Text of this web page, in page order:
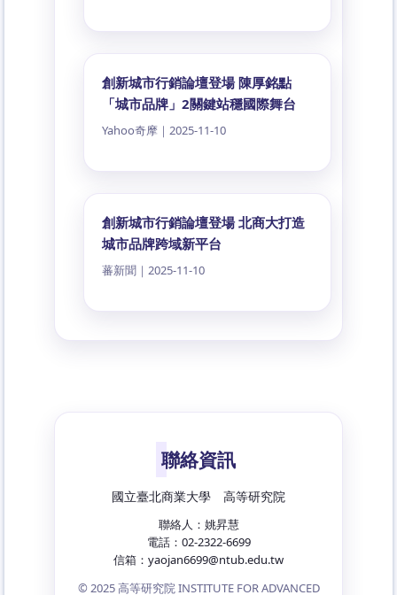
創新城市行銷論壇登場 陳厚銘點
「城市品牌」2關鍵站穩國際舞台
Yahoo奇摩｜2025-11-10
創新城市行銷論壇登場 北商大打造
城市品牌跨域新平台
蕃新聞｜2025-11-10
聯絡資訊
國立臺北商業大學 高等研究院
聯絡人：姚昇慧
電話：02-2322-6699
信箱：yaojan6699@ntub.edu.tw
© 2025 高等研究院 INSTITUTE FOR ADVANCED